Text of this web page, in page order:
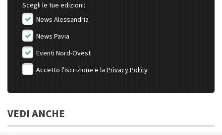
Scegli le tue edizioni:
News Alessandria
News Pavia
Eventi Nord-Ovest
Accetto l'iscrizione e la Privacy Policy
VEDI ANCHE